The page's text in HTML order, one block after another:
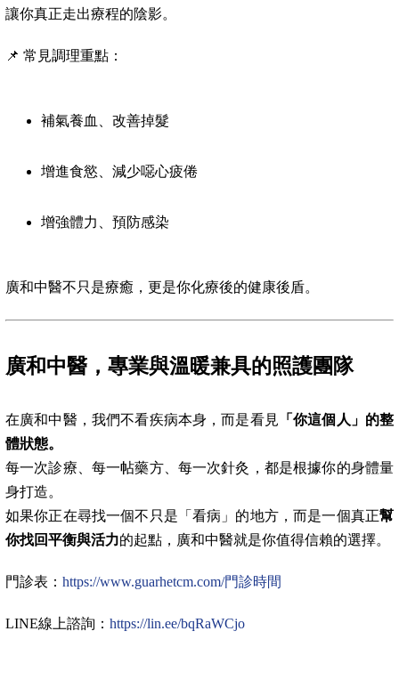
讓你真正走出療程的陰影。
📌 常見調理重點：
補氣養血、改善掉髮
增進食慾、減少噁心疲倦
增強體力、預防感染
廣和中醫不只是療癒，更是你化療後的健康後盾。
廣和中醫，專業與溫暖兼具的照護團隊
在廣和中醫，我們不看疾病本身，而是看見 「你這個人」的整
體狀態。
每一次診療、每一帖藥方、每一次針灸，都是根據你的身體量
身打造。
如果你正在尋找一個不只是「看病」的地方，而是一個真正幫
你找回平衡與活力的起點，廣和中醫就是你值得信賴的選擇。
門診表： https://www.guarhetcm.com/門診時間
LINE線上諮詢： https://lin.ee/bqRaWCjo